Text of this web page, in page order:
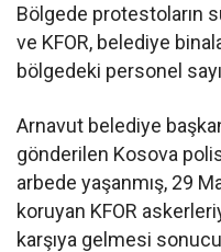
Bölgede protestoların
ve KFOR, belediye
bölgedeki personel
Arnavut belediye
gönderilen Kosova
arbede yaşanmış, 29
koruyan KFOR
karşıya gelmesi